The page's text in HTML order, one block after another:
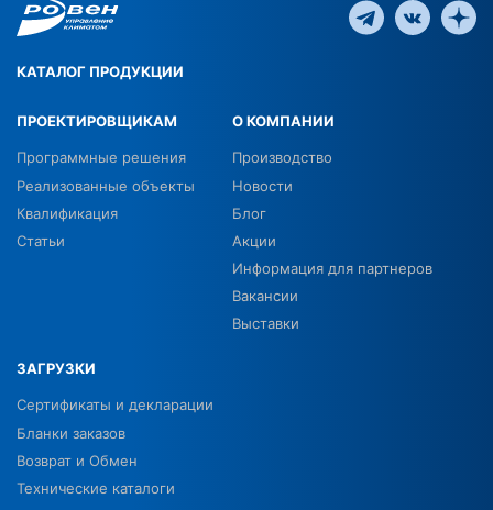
КАТАЛОГ ПРОДУКЦИИ
ПРОЕКТИРОВЩИКАМ
Программные решения
Реализованные объекты
Квалификация
Статьи
О КОМПАНИИ
Производство
Новости
Блог
Акции
Информация для партнеров
Вакансии
Выставки
ЗАГРУЗКИ
Сертификаты и декларации
Бланки заказов
Возврат и Обмен
Технические каталоги